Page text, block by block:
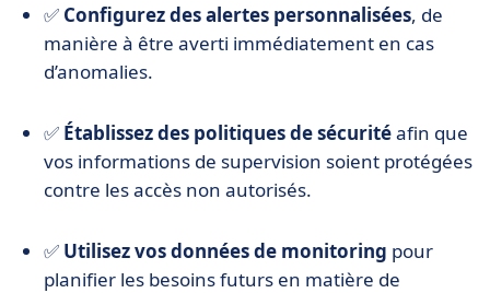
✅ Configurez des alertes personnalisées, de
manière à être averti immédiatement en cas
d’anomalies.
✅ Établissez des politiques de sécuritéafin que
vos informations de supervision soient protégées
contre les accès non autorisés.
✅ Utilisez vos données de monitoring pour
planifier les besoins futurs en matière de